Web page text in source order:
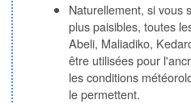
Naturellement, si vous
plus paisibles, toutes
Abeli, Maliadiko,
être utilisées pour
les conditions
le permettent.